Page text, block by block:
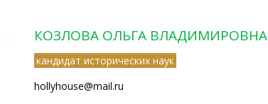
КОЗЛОВА ОЛЬГА ВЛАДИМИРОВНА
кандидат исторических наук
hollyhouse@mail.ru